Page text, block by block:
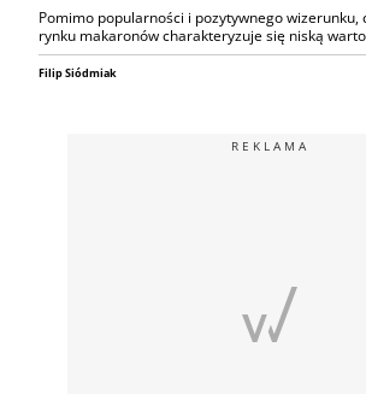
Pomimo popularności i pozytywnego wizerunku,
rynku makaronów charakteryzuje się niską
Filip Siódmiak
REKLAMA